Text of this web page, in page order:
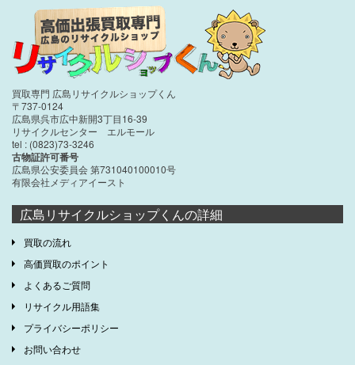
買取専門 広島リサイクルショップくん
〒737-0124
広島県呉市広中新開3丁目16-39
リサイクルセンター エルモール
tel : (0823)73-3246
古物証許可番号
広島県公安委員会 第731040100010号
有限会社メディアイースト
広島リサイクルショップくんの詳細
買取の流れ
高価買取のポイント
よくあるご質問
リサイクル用語集
プライバシーポリシー
お問い合わせ